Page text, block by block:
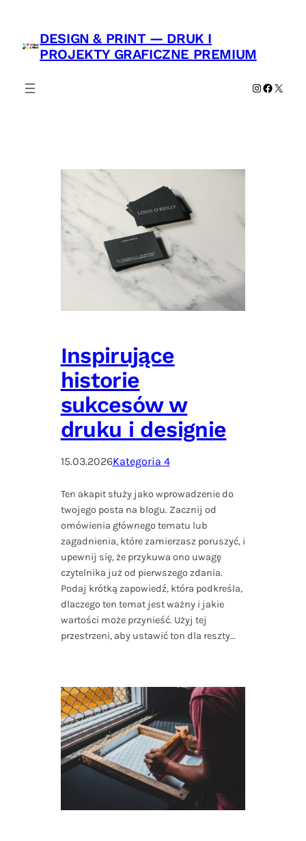
treści
DESIGN & PRINT — DRUK I
PROJEKTY GRAFICZNE PREMIUM
Instagram
X
Inspirujące
historie
sukcesów w
druku i designie
15.03.2026Kategoria 4
Ten akapit służy jako wprowadzenie do
twojego posta na blogu. Zacznij od
omówienia głównego tematu lub
zagadnienia, które zamierzasz poruszyć, i
upewnij się, że przykuwa ono uwagę
czytelnika już od pierwszego zdania.
Podaj krótką zapowiedź, która podkreśla,
dlaczego ten temat jest ważny i jakie
wartości może przynieść. Użyj tej
przestrzeni, aby ustawić ton dla reszty…